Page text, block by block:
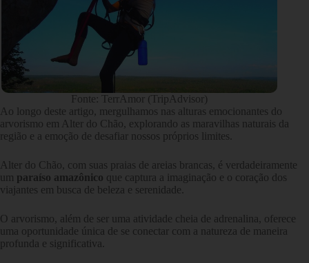
Fonte: TerrAmor (TripAdvisor)
Ao longo deste artigo, mergulhamos nas alturas emocionantes do
arvorismo em Alter do Chão, explorando as maravilhas naturais da
região e a emoção de desafiar nossos próprios limites.
Alter do Chão, com suas praias de areias brancas, é verdadeiramente
um paraíso amazônico que captura a imaginação e o coração dos
viajantes em busca de beleza e serenidade.
O arvorismo, além de ser uma atividade cheia de adrenalina, oferece
uma oportunidade única de se conectar com a natureza de maneira
profunda e significativa.